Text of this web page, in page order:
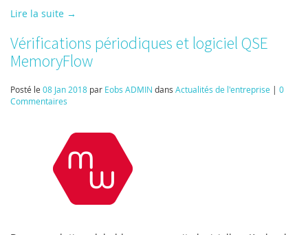
Lire la suite →
Vérifications périodiques et logiciel QSE
MemoryFlow
Posté le 08 Jan 2018 par Eobs ADMIN dans Actualités de l'entreprise | 0
Commentaires